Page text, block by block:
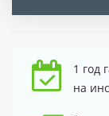
1 год
на